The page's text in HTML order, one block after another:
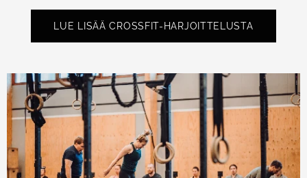
LUE LISÄÄ CROSSFIT-HARJOITTELUSTA